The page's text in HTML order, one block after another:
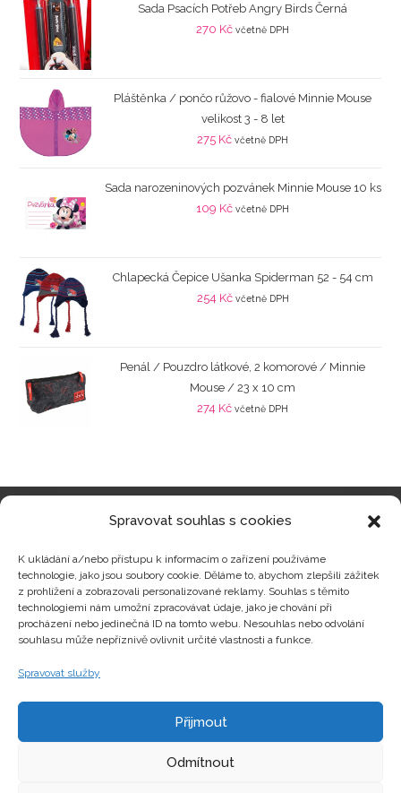
Spravovat souhlas s cookies
K ukládání a/nebo přístupu k informacím o zařízení používáme
technologie, jako jsou soubory cookie. Děláme to, abychom zlepšili zážitek
z prohlížení a zobrazovali personalizované reklamy. Souhlas s těmito
technologiemi nám umožní zpracovávat údaje, jako je chování při
procházení nebo jedinečná ID na tomto webu. Nesouhlas nebo odvolání
souhlasu může nepříznivě ovlivnit určité vlastnosti a funkce.
Spravovat služby
Přijmout
Odmítnout
Sada Psacích Potřeb Angry Birds Černá
270 Kč včetně DPH
Pláštěnka / pončo růžovo - fialové Minnie Mouse
velikost 3 - 8 let
275 Kč včetně DPH
Sada narozeninových pozvánek Minnie Mouse 10 ks
109 Kč včetně DPH
Chlapecká Čepice Ušanka Spiderman 52 - 54 cm
254 Kč včetně DPH
Penál / Pouzdro látkové, 2 komorové / Minnie
Mouse / 23 x 10 cm
274 Kč včetně DPH
Zajímavosti
Kontakty